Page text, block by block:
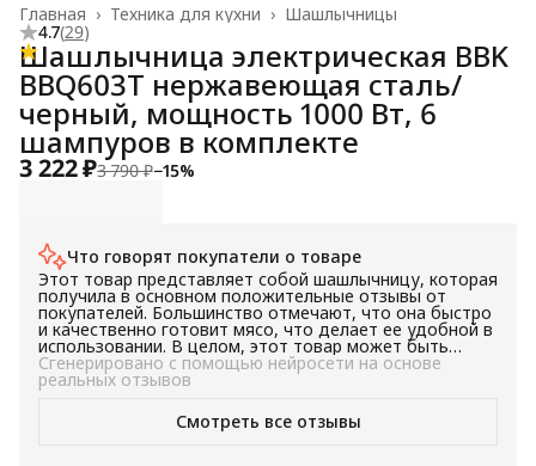
Шашлычницы
Техника для кухни ›
Главная ›
4.7(29)
Шашлычница электрическая BBK
BBQ603T нержавеющая сталь/
черный, мощность 1000 Вт, 6
шампуров в комплекте
3 222 ₽3 790 ₽−15%
Что говорят покупатели о товаре
Этот товар представляет собой шашлычницу, которая
получила в основном положительные отзывы от
покупателей. Большинство отмечают, что она быстро
и качественно готовит мясо, что делает ее удобной в
использовании. В целом, этот товар может быть
хорошим выбором для тех, кто ищет удобное и
быстрое решение для приготовления мяса на гриле.
Сгенерировано с помощью нейросети на основе
реальных отзывов
Смотреть все отзывы